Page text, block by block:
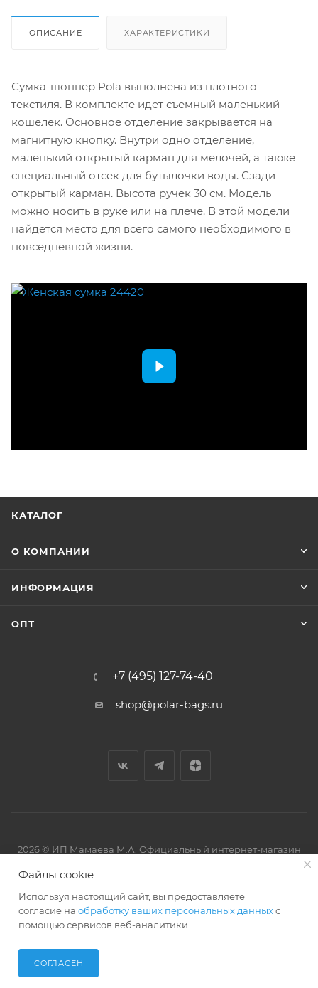
ОПИСАНИЕ ХАРАКТЕРИСТИКИ
Сумка-шоппер Pola выполнена из плотного
текстиля. В комплекте идет съемный маленький
кошелек. Основное отделение закрывается на
магнитную кнопку. Внутри одно отделение,
маленький открытый карман для мелочей, а также
специальный отсек для бутылочки воды. Сзади
открытый карман. Высота ручек 30 см. Модель
можно носить в руке или на плече. В этой модели
найдется место для всего самого необходимого в
повседневной жизни.
КАТАЛОГ
О КОМПАНИИ
ИНФОРМАЦИЯ
ОПТ
+7 (495) 127-74-40
shop@polar-bags.ru
2026 © ИП Мамаева М.А. Официальный интернет-магазин
Файлы cookie
Используя настоящий сайт, вы предоставляете
согласие на обработку ваших персональных данныхс
помощью сервисов веб-аналитики.
СОГЛАСЕН